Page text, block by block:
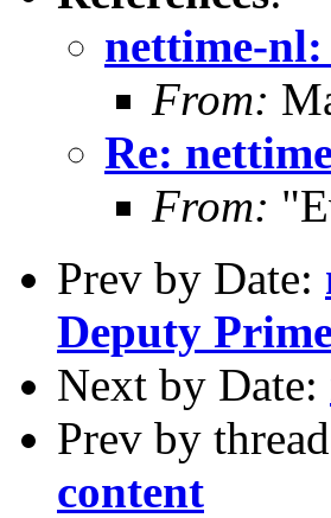
nettime-
From:
Re:
From:
Prev by Date:
Deputy
Next by Date:
Prev by
content